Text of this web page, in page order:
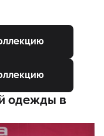
одежды в